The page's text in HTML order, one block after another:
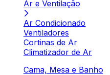
Ar e Ventilação
Ar Condicionado
Ventiladores
Cortinas de Ar
Climatizador de Ar
Cama, Mesa e Banho